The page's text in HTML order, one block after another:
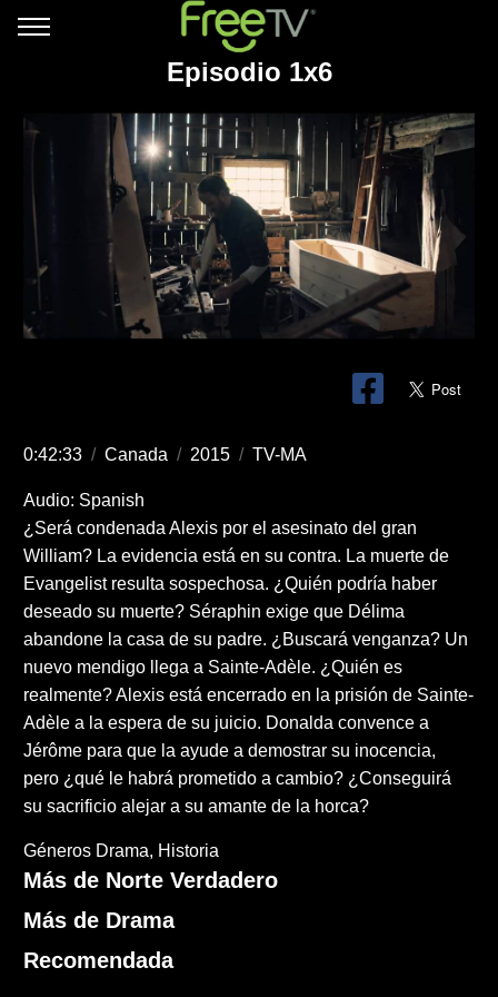
Episodio 1x6
0:42:33 / Canada / 2015 / TV-MA
Audio: Spanish
¿Será condenada Alexis por el asesinato del gran
William? La evidencia está en su contra. La muerte de
Evangelist resulta sospechosa. ¿Quién podría haber
deseado su muerte? Séraphin exige que Délima
abandone la casa de su padre. ¿Buscará venganza? Un
nuevo mendigo llega a Sainte-Adèle. ¿Quién es
realmente? Alexis está encerrado en la prisión de Sainte-
Adèle a la espera de su juicio. Donalda convence a
Jérôme para que la ayude a demostrar su inocencia,
pero ¿qué le habrá prometido a cambio? ¿Conseguirá
su sacrificio alejar a su amante de la horca?
Géneros Drama Historia
Más de Norte Verdadero
Más de Drama
Recomendada